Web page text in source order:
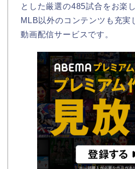
とした厳選の485試合をお楽
MLB以外のコンテンツも充実
動画配信サービスです。